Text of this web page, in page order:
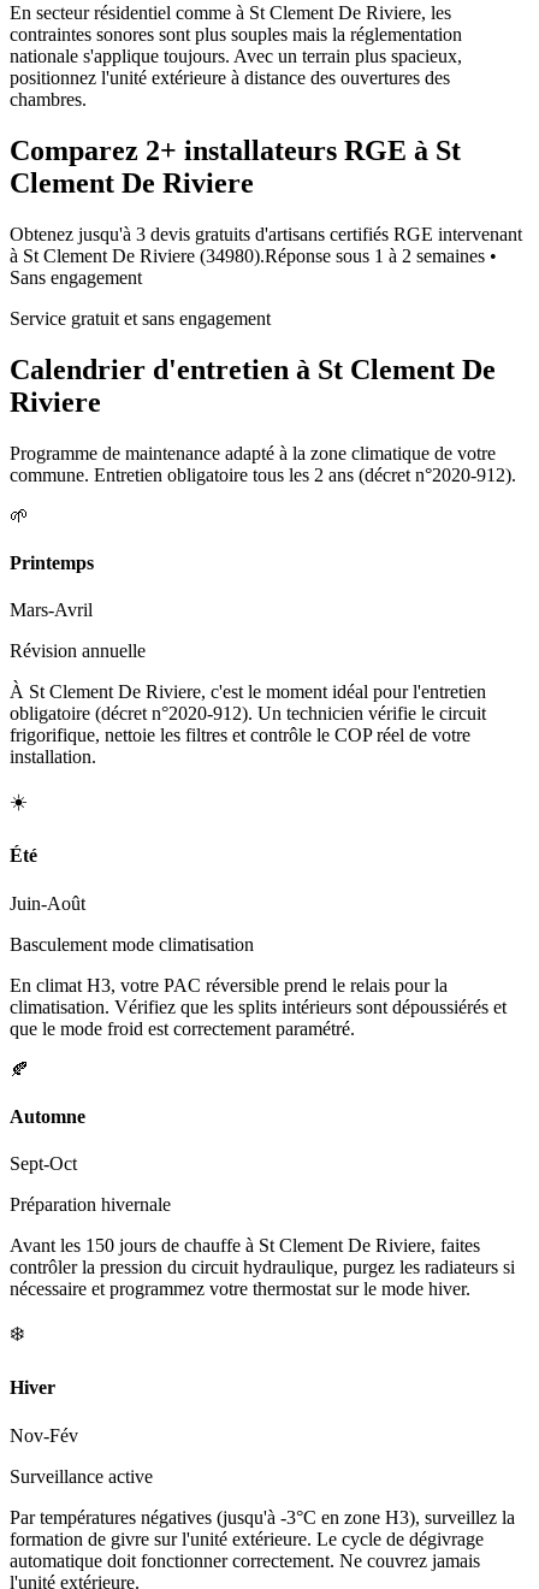
En secteur résidentiel comme à St Clement De Riviere, les
contraintes sonores sont plus souples mais la réglementation
nationale s'applique toujours. Avec un terrain plus spacieux,
positionnez l'unité extérieure à distance des ouvertures des
chambres.
Comparez 2+ installateurs RGE à St
Clement De Riviere
Obtenez jusqu'à 3 devis gratuits d'artisans certifiés RGE intervenant
à St Clement De Riviere (34980).Réponse sous 1 à 2 semaines •
Sans engagement
Service gratuit et sans engagement
Calendrier d'entretien à St Clement De
Riviere
Programme de maintenance adapté à la zone climatique de votre
commune. Entretien obligatoire tous les 2 ans (décret n°2020-912).
🌱
Printemps
Mars-Avril
Révision annuelle
À St Clement De Riviere, c'est le moment idéal pour l'entretien
obligatoire (décret n°2020-912). Un technicien vérifie le circuit
frigorifique, nettoie les filtres et contrôle le COP réel de votre
installation.
☀️
Été
Juin-Août
Basculement mode climatisation
En climat H3, votre PAC réversible prend le relais pour la
climatisation. Vérifiez que les splits intérieurs sont dépoussiérés et
que le mode froid est correctement paramétré.
🍂
Automne
Sept-Oct
Préparation hivernale
Avant les 150 jours de chauffe à St Clement De Riviere, faites
contrôler la pression du circuit hydraulique, purgez les radiateurs si
nécessaire et programmez votre thermostat sur le mode hiver.
❄️
Hiver
Nov-Fév
Surveillance active
Par températures négatives (jusqu'à -3°C en zone H3), surveillez la
formation de givre sur l'unité extérieure. Le cycle de dégivrage
automatique doit fonctionner correctement. Ne couvrez jamais
l'unité extérieure.